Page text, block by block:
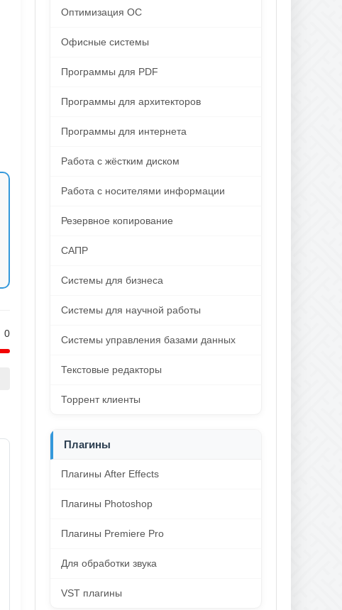
0
Оптимизация ОС
Офисные системы
Программы для PDF
Программы для архитекторов
Программы для интернета
Работа с жёстким диском
Работа с носителями информации
Резервное копирование
САПР
Системы для бизнеса
Системы для научной работы
Системы управления базами данных
Текстовые редакторы
Торрент клиенты
Плагины
Плагины After Effects
Плагины Photoshop
Плагины Premiere Pro
Для обработки звука
VST плагины